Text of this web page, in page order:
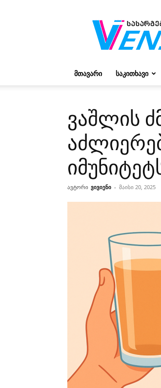
ᲛᲗᲐᲕᲐᲠᲘ ᲡᲐᲙᲘᲗᲮᲐᲕᲘ
ვაშლის
ავტორი ვივიენი - მაისი 20, 2025